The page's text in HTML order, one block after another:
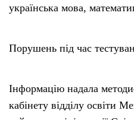
українська мова,
Порушень під час
Інформацію надала
кабінету відділу освіти